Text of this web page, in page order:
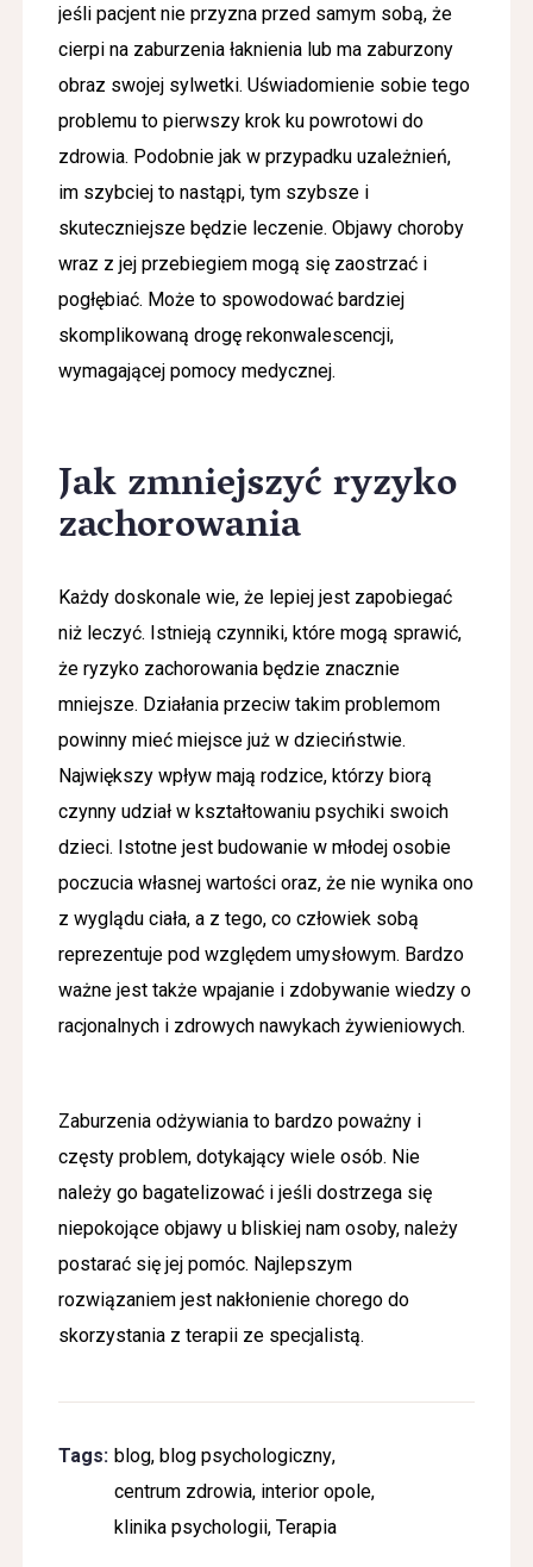
jeśli pacjent nie przyzna przed samym sobą, że
cierpi na zaburzenia łaknienia lub ma zaburzony
obraz swojej sylwetki. Uświadomienie sobie tego
problemu to pierwszy krok ku powrotowi do
zdrowia. Podobnie jak w przypadku uzależnień,
im szybciej to nastąpi, tym szybsze i
skuteczniejsze będzie leczenie. Objawy choroby
wraz z jej przebiegiem mogą się zaostrzać i
pogłębiać. Może to spowodować bardziej
skomplikowaną drogę rekonwalescencji,
wymagającej pomocy medycznej.
Jak zmniejszyć ryzyko
zachorowania
Każdy doskonale wie, że lepiej jest zapobiegać
niż leczyć. Istnieją czynniki, które mogą sprawić,
że ryzyko zachorowania będzie znacznie
mniejsze. Działania przeciw takim problemom
powinny mieć miejsce już w dzieciństwie.
Największy wpływ mają rodzice, którzy biorą
czynny udział w kształtowaniu psychiki swoich
dzieci. Istotne jest budowanie w młodej osobie
poczucia własnej wartości oraz, że nie wynika ono
z wyglądu ciała, a z tego, co człowiek sobą
reprezentuje pod względem umysłowym. Bardzo
ważne jest także wpajanie i zdobywanie wiedzy o
racjonalnych i zdrowych nawykach żywieniowych.
Zaburzenia odżywiania to bardzo poważny i
częsty problem, dotykający wiele osób. Nie
należy go bagatelizować i jeśli dostrzega się
niepokojące objawy u bliskiej nam osoby, należy
postarać się jej pomóc. Najlepszym
rozwiązaniem jest nakłonienie chorego do
skorzystania zterapii ze specjalistą.
Tags: blog,blog psychologiczny,
centrum zdrowia, interior opole,
klinika psychologii,Terapia